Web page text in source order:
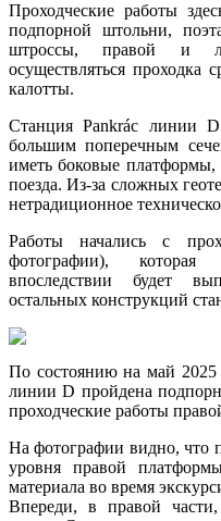
Проходческие работы
подпорной штольни,
штроссы, правой и
осуществляться проходка
калотты.
Станция Pankrác линии
большим поперечным
иметь боковые
поезда. Из-за сложных
нетрадиционное
Работы начались с
фотографии), которая
впоследствии будет
остальных конструкций
По состоянию на май 2025
линии D пройдена
проходческие работы
На фотографии видно, что
уровня правой
материала во время
Впереди, в правой